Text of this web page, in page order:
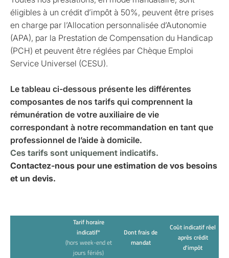
éligibles à un crédit d’impôt à 50%, peuvent être prises
en charge par l’Allocation personnalisée d’Autonomie
(APA), par la Prestation de Compensation du Handicap
(PCH) et peuvent être réglées par Chèque Emploi
Service Universel (CESU).
Le tableau ci-dessous présente les différentes
composantes de nos tarifs qui comprennent la
rémunération de votre auxiliaire de vie
correspondant à notre recommandation en tant que
professionnel de l’aide à domicile.
Ces tarifs sont uniquement indicatifs.
Contactez-nous pour une estimation de vos besoins
et un devis.
Tarif horaire
indicatif*
(hors week-end et
jours fériés)
Dont frais de
mandat
Coût indicatif réel
après crédit
d'impôt